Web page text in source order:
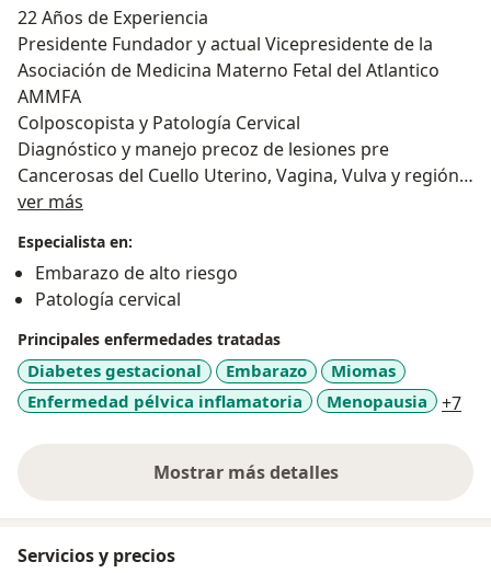
22 Años de Experiencia
Presidente Fundador y actual Vicepresidente de la
Asociación de Medicina Materno Fetal del Atlantico
AMMFA
Colposcopista y Patología Cervical
Diagnóstico y manejo precoz de lesiones pre
Cancerosas del Cuello Uterino, Vagina, Vulva y región
Perianal
Cirugía Ginecológica y del piso Pélvico
Atención Integral de Control Prenatal, Partos y
Cesáreas
ver más
Especialista en:
Embarazo de alto riesgo
Patología cervical
Principales enfermedades tratadas
Diabetes gestacional Embarazo
Miomas
Enfermedad pélvica inflamatoria
Menopausia +7
Mostrar más detalles
sobre la experiencia
Servicios y precios